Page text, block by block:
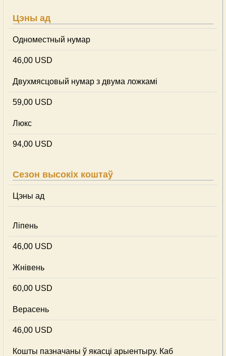
Цэны ад
Одноместный нумар
46,00 USD
Двухмясцовый нумар з двума ложкамі
59,00 USD
Люкс
94,00 USD
Сезон высокіх коштаў
Цэны ад
Ліпень
46,00 USD
Жнівень
60,00 USD
Верасень
46,00 USD
Кошты пазначаны ў якасці арыентыру. Каб